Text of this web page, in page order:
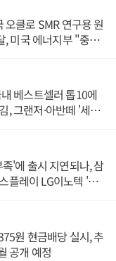
클로 SMR 연구용 원
, 미국 에너지부 "중요
베스트셀러 톱10에
, 그랜저·아반떼 '세단
'에 출시 지연되나, 삼
플레이 LG이노텍 '탈
원 현금배당 실시, 추
공개 예정